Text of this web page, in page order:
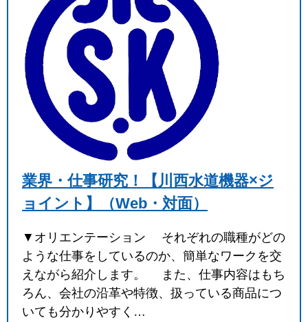
業界・仕事研究！【川西水道機器×ジ
ョイント】（Web・対面）
▼オリエンテーション それぞれの職種がどの
ような仕事をしているのか、簡単なワークを交
えながら紹介します。 また、仕事内容はもち
ろん、会社の沿革や特徴、扱っている商品につ
いても分かりやすく…